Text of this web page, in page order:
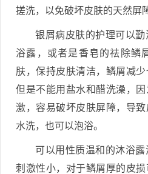
搓洗，以免破坏皮肤的天然屏
银屑病皮肤的护理可以
浴露，或者是香皂的祛除鳞
肤，保持皮肤清洁，鳞屑减少
但是不能用盐水和醋洗澡，
激，容易破坏皮肤屏障，导
水洗，也可以泡浴。
可以用性质温和的沐浴
刺激性小，对于鳞屑厚的皮损